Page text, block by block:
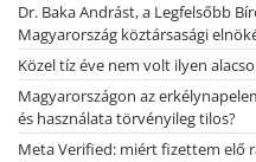
Dr. Baka Andrást, a Legfelsőbb
Magyarország köztársasági
Közel tíz éve nem volt ilyen
Magyarországon az
és használata törvényileg tilos?
Meta Verified: miért fizettem elő